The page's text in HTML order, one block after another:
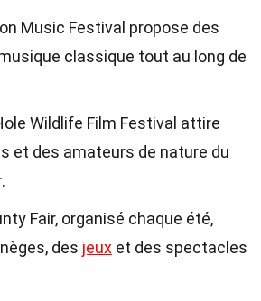
Music Festival propose des
classique tout au long de
Wildlife Film Festival attire
et des amateurs de nature du
Fair, organisé chaque été,
des jeux et des spectacles